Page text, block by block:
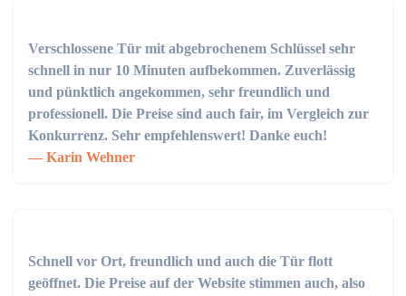
Verschlossene Tür mit abgebrochenem Schlüssel sehr
schnell in nur 10 Minuten aufbekommen. Zuverlässig
und pünktlich angekommen, sehr freundlich und
professionell. Die Preise sind auch fair, im Vergleich zur
Konkurrenz. Sehr empfehlenswert! Danke euch!
Karin Wehner
Schnell vor Ort, freundlich und auch die Tür flott
geöffnet. Die Preise auf der Website stimmen auch, also